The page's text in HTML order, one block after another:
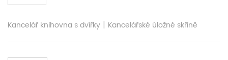
Kancelář knihovna s dvířky | Kancelářské úložné skříně